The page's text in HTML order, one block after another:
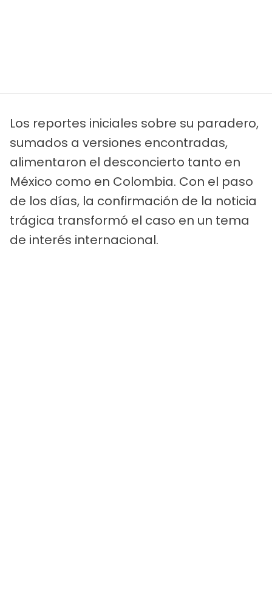
Los reportes iniciales sobre su paradero,
sumados a versiones encontradas,
alimentaron el desconcierto tanto en
México como en Colombia. Con el paso
de los días, la confirmación de la noticia
trágica transformó el caso en un tema
de interés internacional.